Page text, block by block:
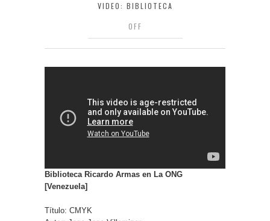
VIDEO: BIBLIOTECA
OFF
Biblioteca Ricardo Armas en La ONG
[Venezuela]
Título: CMYK